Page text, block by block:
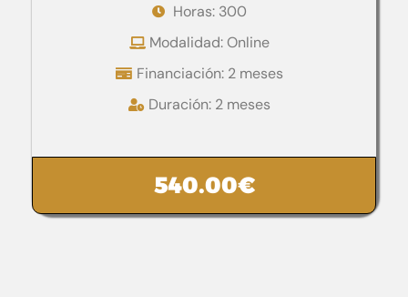
Horas: 300
Modalidad: Online
Financiación: 2 meses
Duración: 2 meses
540.00€